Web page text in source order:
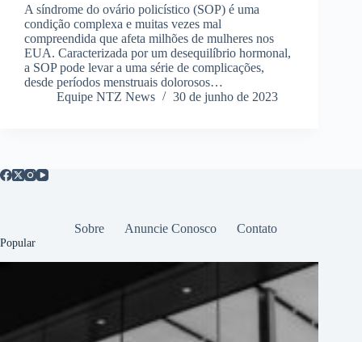
A síndrome do ovário policístico (SOP) é ​​uma
condição complexa e muitas vezes mal
compreendida que afeta milhões de mulheres nos
EUA. Caracterizada por um desequilíbrio hormonal,
a SOP pode levar a uma série de complicações,
desde períodos menstruais dolorosos…
Equipe NTZ News
30 de junho de 2023
Sobre Anuncie Conosco Contato
Popular